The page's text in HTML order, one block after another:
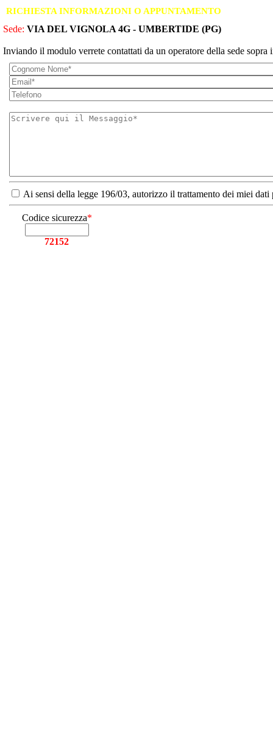
RICHIESTA INFORMAZIONI O APPUNTAMENTO
Sede: VIA DEL VIGNOLA 4G - UMBERTIDE (PG)
Inviando il modulo verrete contattati da un operatore della sede sopra
Ai sensi della legge 196/03, autorizzo il trattamento dei miei
Codice sicurezza*
72152